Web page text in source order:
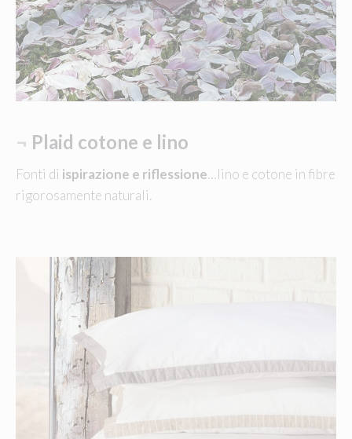
¬ Plaid cotone e lino
Fonti di ispirazione e riflessione…lino e cotone in fibre
rigorosamente naturali.